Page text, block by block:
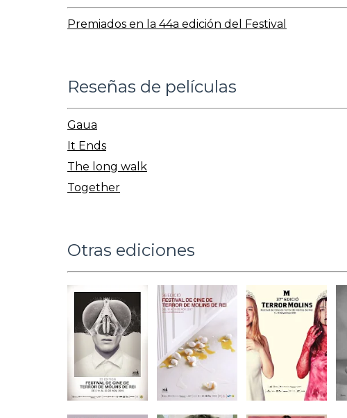
Premiados en la 44a edición del Festival
Reseñas de películas
Gaua
It Ends
The long walk
Together
Otras ediciones